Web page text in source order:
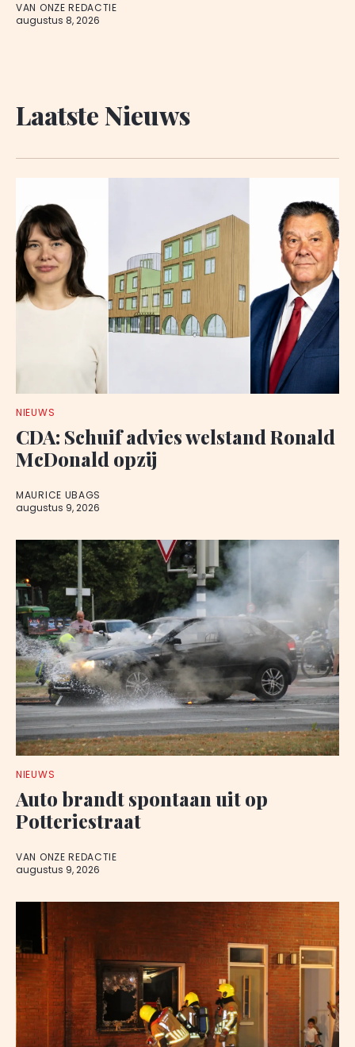
VAN ONZE REDACTIE
augustus 8, 2026
Laatste Nieuws
NIEUWS
CDA: Schuif advies welstand Ronald
McDonald opzij
MAURICE UBAGS
augustus 9, 2026
NIEUWS
Auto brandt spontaan uit op
Potteriestraat
VAN ONZE REDACTIE
augustus 9, 2026